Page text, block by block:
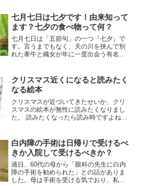
酒を買いに走り、最終的に自作するよう
になりました(^_^;)私をとりこにした米麹
甘酒の素敵な効能と飲み方についてまず
はご紹介♪
七月七日は七夕です！由来知って
ます？七夕の食べ物って何？
七月七日は「五節句」の一つ『七夕』で
す。言うまでもなく、天の川を挟んで別
れた牽牛と織女が年に一度出会う有名な
楽しまなければ、もったいない！？ これ
を機に、七夕を見直し、近所で七夕祭り
がやっていなくても、七夕を楽しもうで
はありませんか♪
クリスマス近くになると読みたく
なる絵本
クリスマスが近づいてきたせいか、クリ
スマスの絵本が無性に読みたくなりまし
た。 読みたくなったら読み時ですよね
の頃から読んできて、引越の際も一緒に
連れてきた絵本です。
白内障の手術は日帰りで受けるべ
きか入院して受けるべきか？
過日、60代の母から「眼科の先生に白内
障の手術を勧められた」との話がありま
した。母は手術を受ける気でおり、私も